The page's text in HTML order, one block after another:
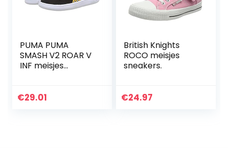
PUMA PUMA
SMASH V2 ROAR V
INF meisjes
€29.01
British Knights
ROCO meisjes
sneakers.
€24.97